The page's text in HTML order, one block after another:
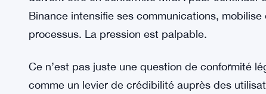
dossier sans porte de sortie, c’est rare. En
modifications, des allers-retours. Binance parie
VOIR AUSSI: MiCA : les détenteurs de crypto